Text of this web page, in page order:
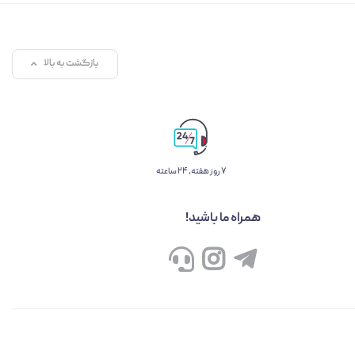
بازگشت به بالا
۷ روز ﻫﻔﺘﻪ، ۲۴ ﺳﺎﻋﺘﻪ
همراه ما باشید!